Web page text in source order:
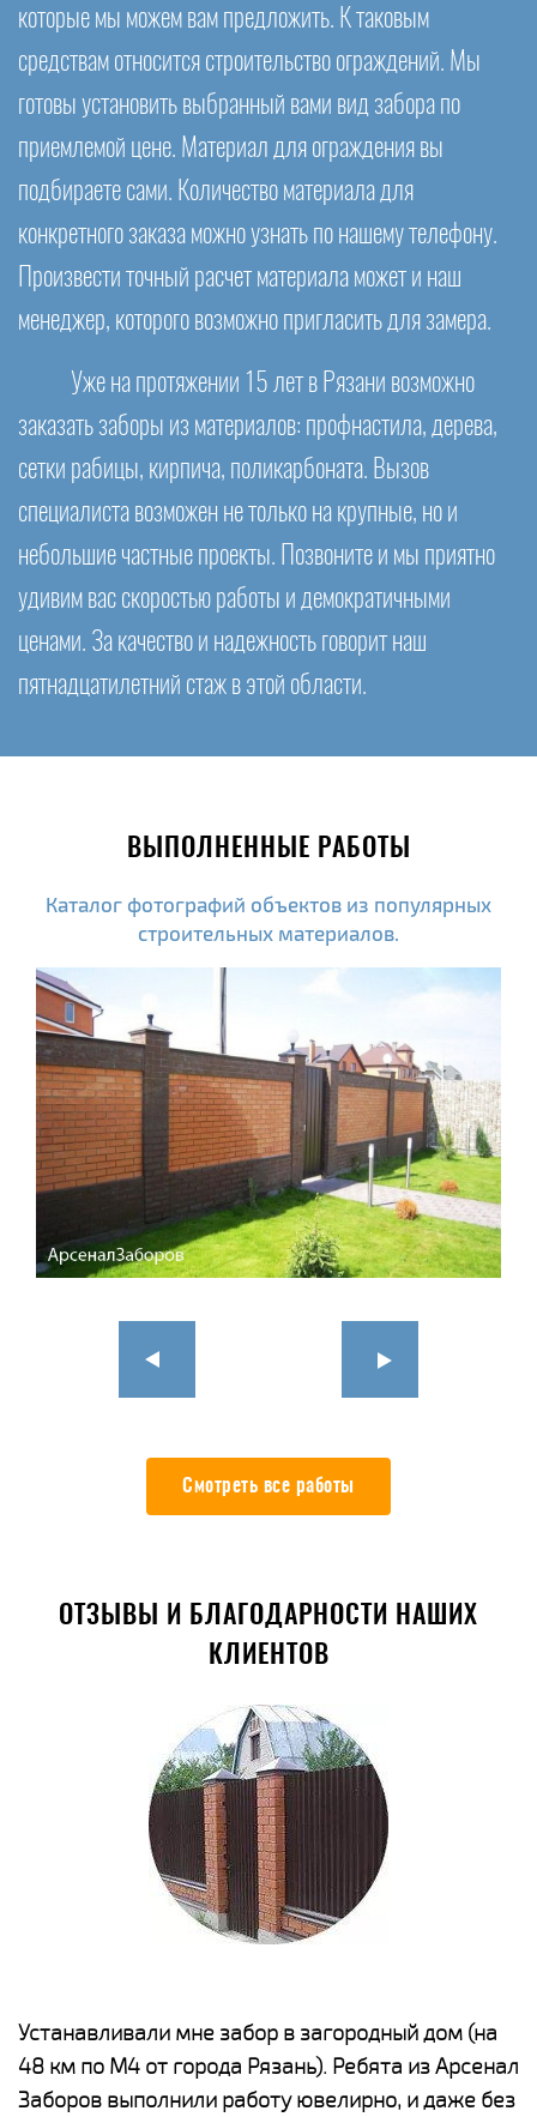
которые мы можем вам предложить. К таковым
средствам относится строительство ограждений. Мы
готовы установить выбранный вами вид забора по
приемлемой цене. Материал для ограждения вы
подбираете сами. Количество материала для
конкретного заказа можно узнать по нашему телефону.
Произвести точный расчет материала может и наш
менеджер, которого возможно пригласить для замера.
Уже на протяжении 15 лет в Рязани возможно
заказать заборы из материалов: профнастила, дерева,
сетки рабицы, кирпича, поликарбоната. Вызов
специалиста возможен не только на крупные, но и
небольшие частные проекты. Позвоните и мы приятно
удивим вас скоростью работы и демократичными
ценами. За качество и надежность говорит наш
пятнадцатилетний стаж в этой области.
ВЫПОЛНЕННЫЕ РАБОТЫ
Каталог фотографий объектов из популярных
строительных материалов.
Смотреть все работы
ОТЗЫВЫ И БЛАГОДАРНОСТИ НАШИХ
КЛИЕНТОВ
Устанавливали мне забор в загородный дом (на
48 км по М4 от города Рязань). Ребята из Арсенал
Заборов выполнили работу ювелирно, и даже без